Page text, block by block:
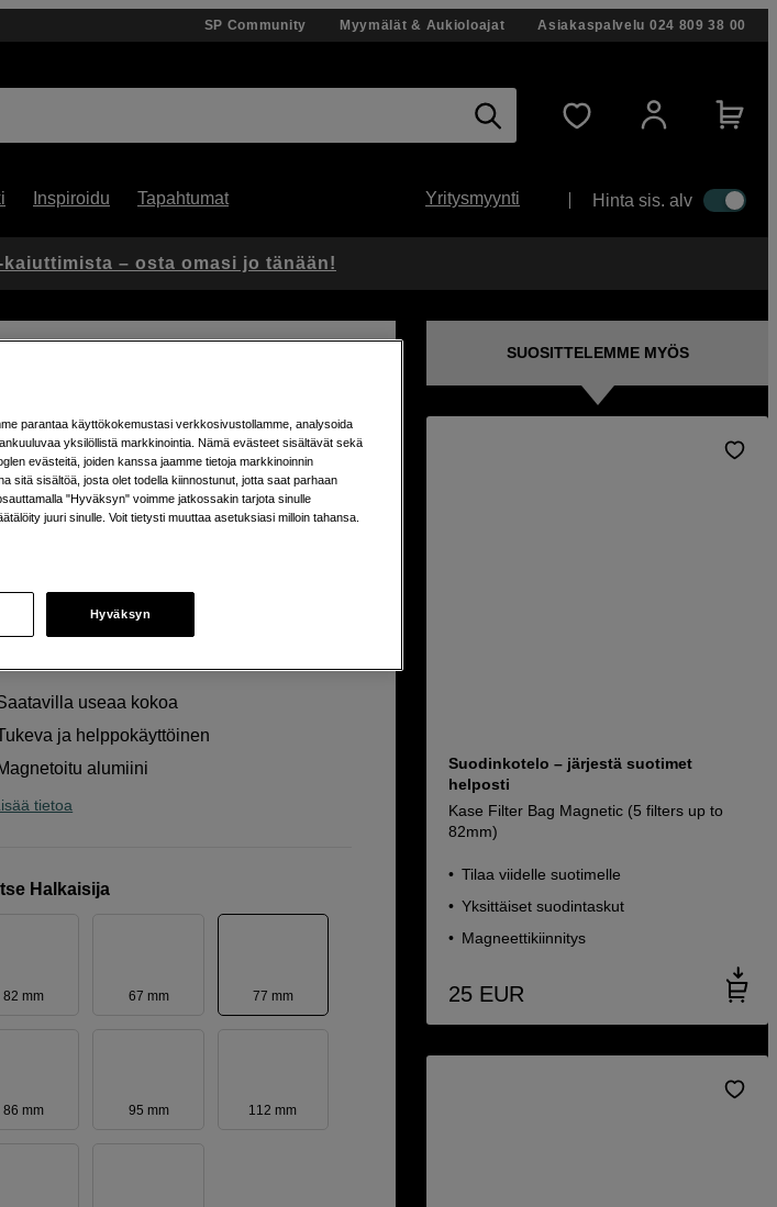
SP Community Myymälät & Aukioloajat Asiakaspalvelu 024 809 38 00
Inspiroidu Tapahtumat Yritysmyynti Hinta sis. alv
1101308
Kase Inlaid -
:
Varastossa
myymälä: Varastotilanne
useaa kokoa
ja helppokäyttöinen
alumiini
tietoa
Halkaisija
82 mm 67 mm 77 mm
86 mm 95 mm 112 mm
SUOSITTELEMME MYÖS
Suodinkotelo – järjestä suotimet
helposti
Kase Filter Bag Magnetic (5 filters up to
82mm)
Tilaa viidelle suotimelle
Yksittäiset suodintaskut
Magneettikiinnitys
25 EUR
– osta omasi jo tänään!
parantaa käyttökokemustasi verkkosivustollamme, analysoida
yksilöllistä markkinointia. Nämä evästeet sisältävät sekä
evästeitä, joiden kanssa jaamme tietoja markkinoinnin
sitä sisältöä, josta olet todella kiinnostunut, jotta saat parhaan
"Hyväksyn" voimme jatkossakin tarjota sinulle
juuri sinulle. Voit tietysti muuttaa asetuksiasi milloin tahansa.
Hyväksyn